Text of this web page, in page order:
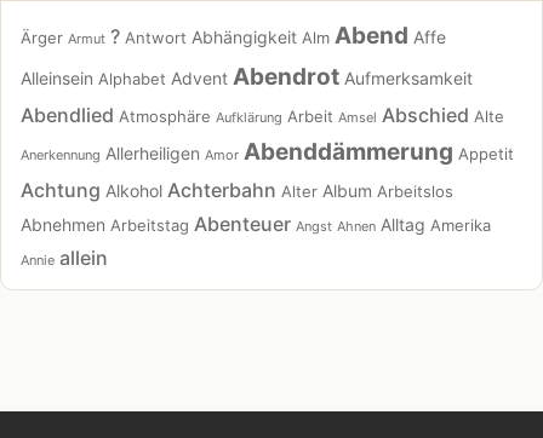
Ärger Armut ? Antwort Abhängigkeit Alm Abend Affe
Alleinsein Alphabet Advent Abendrot Aufmerksamkeit
Abendlied Atmosphäre Aufklärung Arbeit Amsel Abschied Alte
Anerkennung Allerheiligen Amor Abenddämmerung Appetit
Achtung Alkohol Achterbahn Alter Album Arbeitslos
Abnehmen Arbeitstag Abenteuer Angst Ahnen Alltag Amerika
Annie allein